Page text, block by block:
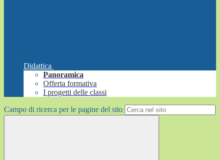
Didattica
Panoramica
Offerta formativa
I progetti delle classi
Campo di ricerca per le pagine del sito